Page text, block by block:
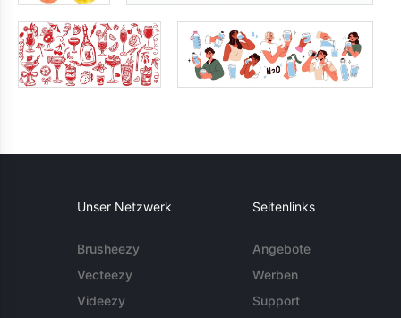
Unser Netzwerk
Brusheezy
Vecteezy
Videezy
Seitenlinks
Angebote
Werben
Support